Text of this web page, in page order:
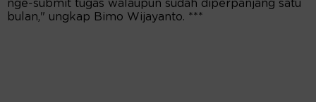
nge-submit tugas walaupun sudah diperpanjang satu
bulan," ungkap Bimo Wijayanto. ***